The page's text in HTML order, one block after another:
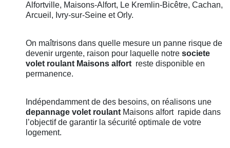
Alfortville, Maisons-Alfort, Le Kremlin-Bicêtre, Cachan,
Arcueil, Ivry-sur-Seine et Orly.
On maîtrisons dans quelle mesure un panne risque de
devenir urgente, raison pour laquelle notre societe
volet roulant Maisons alfort reste disponible en
permanence.
Indépendamment de des besoins, on réalisons une
depannage volet roulant Maisons alfort rapide dans
l’objectif de garantir la sécurité optimale de votre
logement.